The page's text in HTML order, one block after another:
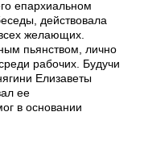
епархиальном
действовала
желающих.
пьянством, лично
рабочих. Будучи
Елизаветы
ее
в основании